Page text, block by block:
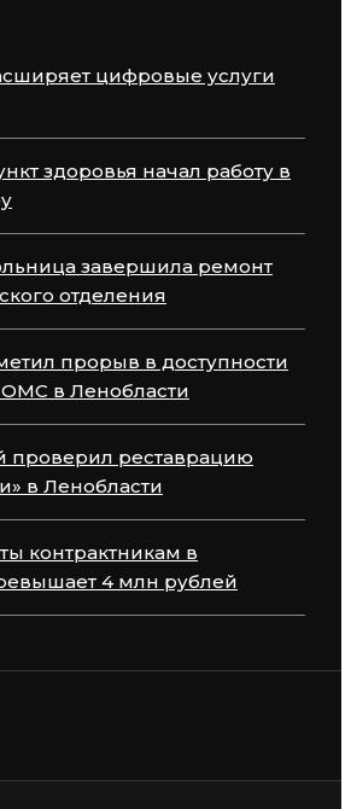
цифровые услуги
здоровья начал работу в
завершила ремонт
отделения
прорыв в доступности
в Ленобласти
проверил реставрацию
в Ленобласти
контрактникам в
4 млн рублей